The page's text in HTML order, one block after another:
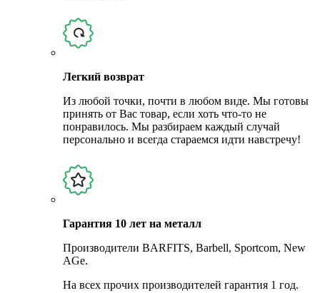
Легкий возврат
Из любой точки, почти в любом виде. Мы готовы
принять от Вас товар, если хоть что-то не
понравилось. Мы разбираем каждый случай
персонально и всегда стараемся идти навстречу!
Гарантия 10 лет на металл
Производители BARFITS, Barbell, Sportcom, New
AGe.
На всех прочих производителей гарантия 1 год.